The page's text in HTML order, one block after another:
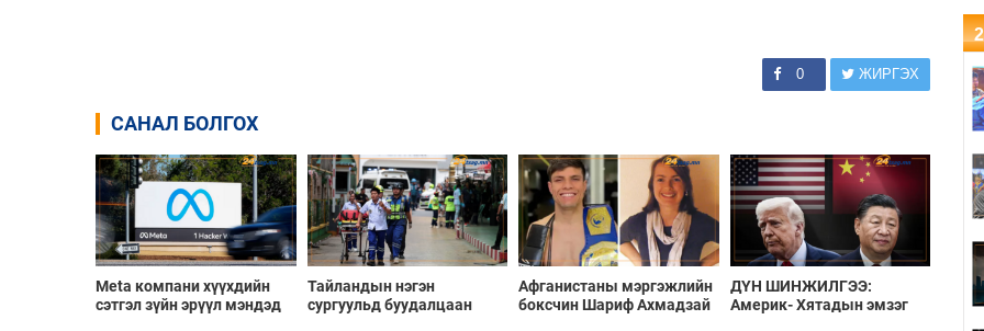
0 ЖИРГЭХ
САНАЛ БОЛГОХ
Meta компани хүүхдийн
сэтгэл зүйн эрүүл мэндэд
Тайландын нэгэн
сургуульд буудалцаан
Афганистаны мэргэжлийн
боксчин Шариф Ахмадзай
ДҮН ШИНЖИЛГЭЭ:
Америк- Хятадын эмзэг